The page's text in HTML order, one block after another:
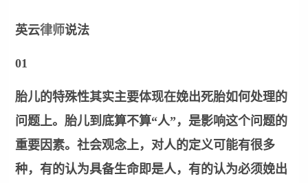
英云律师说法
01
胎儿的特殊性其实主要体现在娩出死胎如何处理的
问题上。胎儿到底算不算“人”，是影响这个问题的
重要因素。社会观念上，对人的定义可能有很多
种，有的认为具备生命即是人，有的认为必须娩出